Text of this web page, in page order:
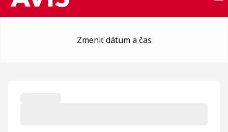
Zmeniť dátum a čas